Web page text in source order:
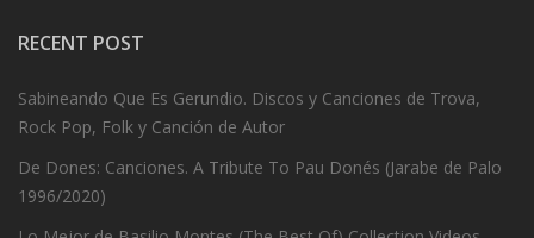
RECENT POST
Sabineando Que Es Gerundio. Discos y Canciones de Trova,
Rock Pop, Folk y Canción de Autor
De Dones: Canciones. A Tribute To Pau Donés (Jarabe de Palo
1996/2020)